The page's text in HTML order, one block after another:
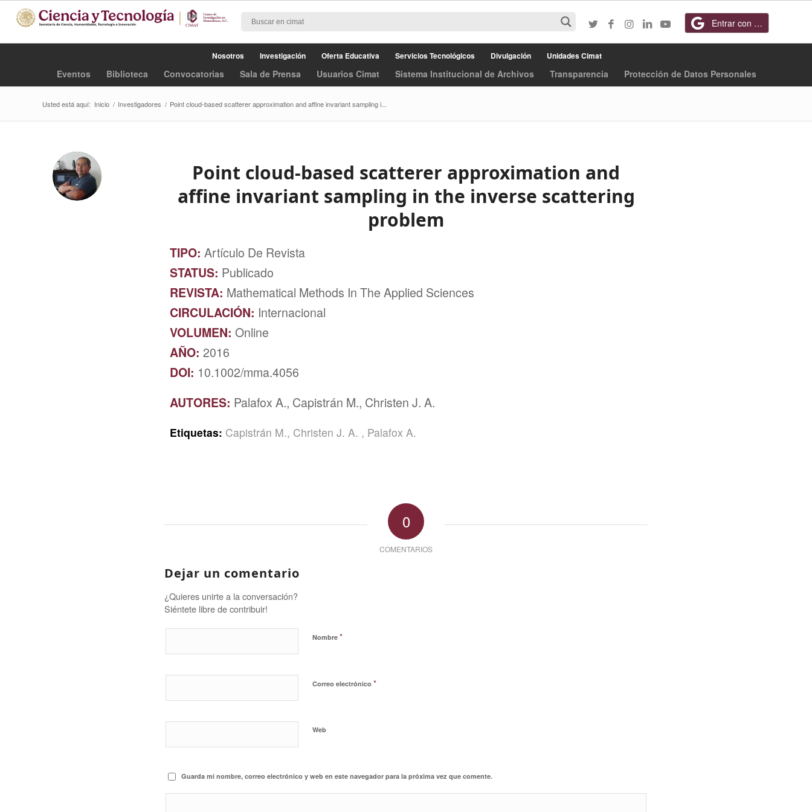
Entrar con Google
Nosotros Investigación Oferta Educativa Servicios Tecnológicos Divulgación Unidades Cimat
Eventos Biblioteca Convocatorias Sala de Prensa Usuarios Cimat Sistema Institucional de Archivos Transparencia Protección de Datos Personales
Usted está aquí: Inicio / Investigadores / Point cloud‐based scatterer approximation and affine invariant sampling i...
Point cloud‐based scatterer approximation and
affine invariant sampling in the inverse scattering
problem
TIPO: Artículo De Revista
STATUS: Publicado
REVISTA: Mathematical Methods In The Applied Sciences
CIRCULACIÓN: Internacional
VOLUMEN: Online
AÑO: 2016
DOI: 10.1002/mma.4056
AUTORES: Palafox A., Capistrán M., Christen J. A.
Etiquetas: Capistrán M., Christen J. A. , Palafox A.
0
COMENTARIOS
Dejar un comentario
¿Quieres unirte a la conversación?
Siéntete libre de contribuir!
Nombre *
Correo electrónico *
Web
Guarda mi nombre, correo electrónico y web en este navegador para la próxima vez que comente.